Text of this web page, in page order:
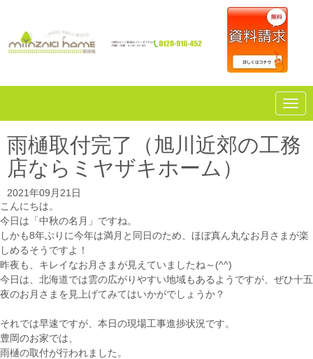
N
a
i
g
雨樋取付完了（旭川近郊の工務
店ならミヤザキホーム）
2021年09月21日
こんにちは。
今日は「中秋の名月」ですね。
しかも8年ぶりに今年は満月と同日のため、ほぼ真ん丸なお月さまが楽
しめるそうですよ！
昨夜も、キレイなお月さまが見えていましたね～(^^)
今日は、北海道では雲の広がりやすい地域もあるようですが、ぜひ十五
夜のお月さまを見上げてみてはいかがでしょうか？
それでは早速ですが、本日の現場工事進捗状況です。
豊岡のお家では、
雨樋の取付が行われました。